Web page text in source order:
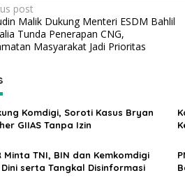
post
Malik Dukung Menteri ESDM Bahlil
Tunda Penerapan CNG,
Masyarakat Jadi Prioritas
Komdigi, Soroti Kasus Bryan
GIIAS Tanpa Izin
Minta TNI, BIN dan Kemkomdigi
serta Tangkal Disinformasi